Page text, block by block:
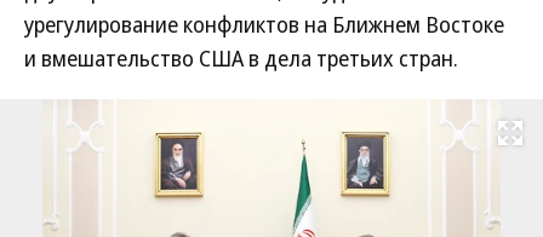
урегулирование конфликтов на Ближнем Востоке
и вмешательство США в дела третьих стран.
Развернуть